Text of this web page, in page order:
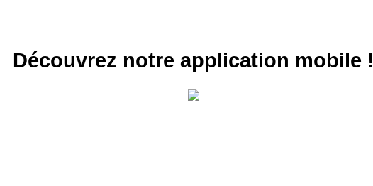
Découvrez notre application mobile !